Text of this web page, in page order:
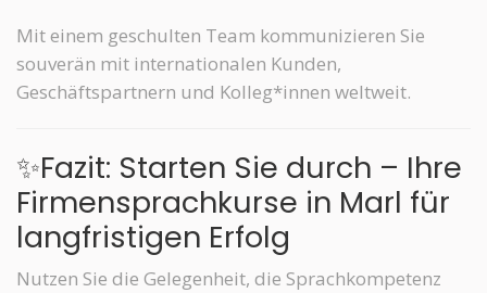
Mit einem geschulten Team kommunizieren Sie
souverän mit internationalen Kunden,
Geschäftspartnern und Kolleg*innen weltweit.
✨Fazit: Starten Sie durch – Ihre
Firmensprachkurse in Marl für
langfristigen Erfolg
Nutzen Sie die Gelegenheit, die Sprachkompetenz